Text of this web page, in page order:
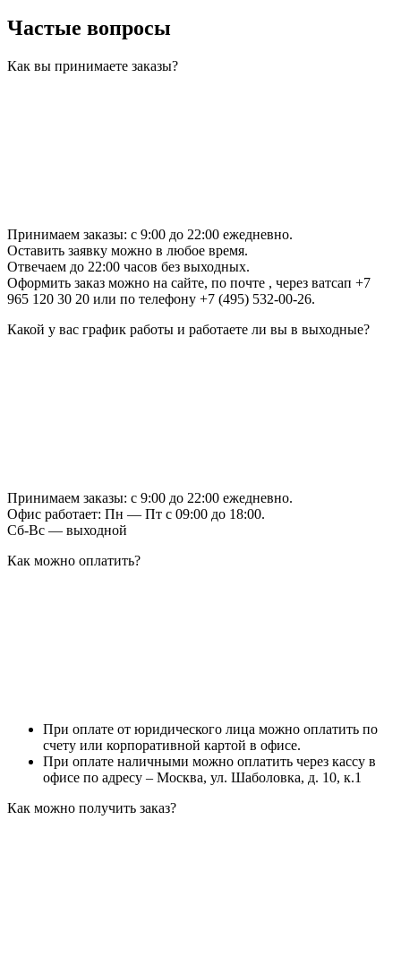
Частые вопросы
Как вы принимаете заказы?
Принимаем заказы: с 9:00 до 22:00 ежедневно.
Оставить заявку можно в любое время.
Отвечаем до 22:00 часов без выходных.
Оформить заказ можно на сайте, по почте , через ватсап +7
965 120 30 20 или по телефону +7 (495) 532-00-26.
Какой у вас график работы и работаете ли вы в выходные?
Принимаем заказы: с 9:00 до 22:00 ежедневно.
Офис работает: Пн — Пт с 09:00 до 18:00.
Сб-Вс — выходной
Как можно оплатить?
При оплате от юридического лица можно оплатить по
счету или корпоративной картой в офисе.
При оплате наличными можно оплатить через кассу в
офисе по адресу – Москва, ул. Шаболовка, д. 10, к.1
Как можно получить заказ?